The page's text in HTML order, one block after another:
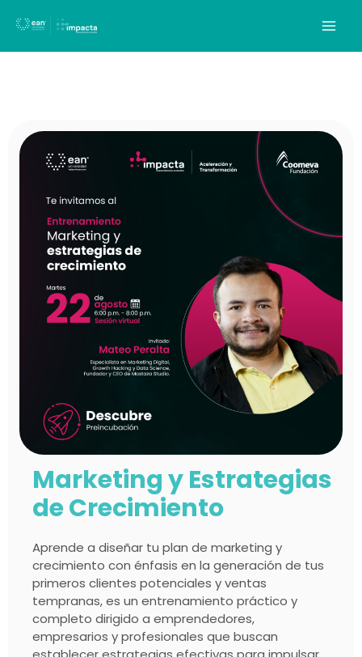
Marketing y Estrategias
de Crecimiento
Aprende a diseñar tu plan de marketing y
crecimiento con énfasis en la generación de tus
primeros clientes potenciales y ventas
tempranas, es un entrenamiento práctico y
completo dirigido a emprendedores,
empresarios y profesionales que buscan